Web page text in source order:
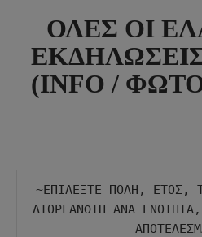
ΟΛΕΣ ΟΙ
ΕΚΔΗΛΩΣΕΙΣ
(INFO /
~ΕΠΙΛΕΞΤΕ ΠΟΛΗ, ΕΤΟΣ,
ΔΙΟΡΓΑΝΩΤΗ ΑΝΑ